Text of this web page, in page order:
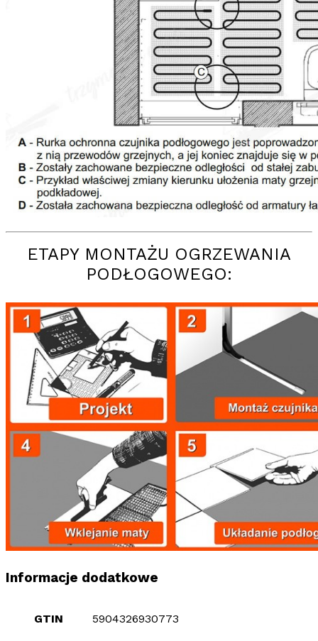
ETAPY MONTAŻU OGRZEWANIA
PODŁOGOWEGO:
Informacje dodatkowe
GTIN 5904326930773